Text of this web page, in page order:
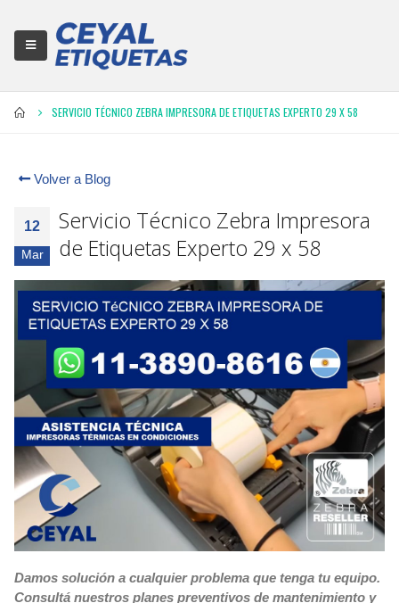
SERVICIO TÉCNICO ZEBRA IMPRESORA DE ETIQUETAS EXPERTO 29 X 58
Volver a Blog
12
Mar
Servicio Técnico Zebra Impresora
de Etiquetas Experto 29 x 58
Damos solución a cualquier problema que tenga tu equipo.
Consultá nuestros planes preventivos de mantenimiento y